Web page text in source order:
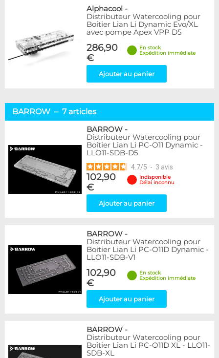
Alphacool -
Distributeur Watercooling pour
Boitier Lian Li Dynamic Evo/XL
avec pompe Apex VPP D5
286,90
€
En stock
Expédition immédiate
Ajouter au panier
BARROW – 7 articles
BARROW -
Distributeur Watercooling pour
Boitier Lian Li PC-O11 Dynamic -
LLO11-SDB-D5
4.7/5 - 3 avis
102,90
€
Indisponible
Délai inconnu
Ajouter au panier
BARROW -
Distributeur Watercooling pour
Boitier Lian Li PC-O11D Dynamic -
LLO11-SDB-V1
102,90
€
En stock
Expédition immédiate
Ajouter au panier
BARROW -
Distributeur Watercooling pour
Boitier Lian Li PC-O11D XL - LLO11-
SDB-XL